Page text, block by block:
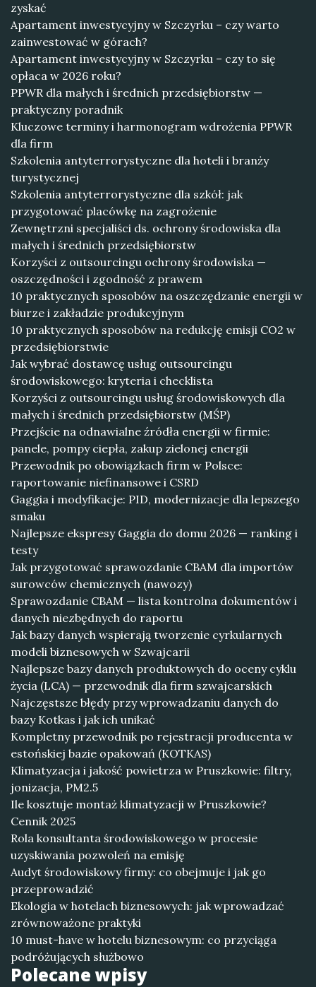
zyskać
Apartament inwestycyjny w Szczyrku – czy warto
zainwestować w górach?
Apartament inwestycyjny w Szczyrku – czy to się
opłaca w 2026 roku?
PPWR dla małych i średnich przedsiębiorstw —
praktyczny poradnik
Kluczowe terminy i harmonogram wdrożenia PPWR
dla firm
Szkolenia antyterrorystyczne dla hoteli i branży
turystycznej
Szkolenia antyterrorystyczne dla szkół: jak
przygotować placówkę na zagrożenie
Zewnętrzni specjaliści ds. ochrony środowiska dla
małych i średnich przedsiębiorstw
Korzyści z outsourcingu ochrony środowiska —
oszczędności i zgodność z prawem
10 praktycznych sposobów na oszczędzanie energii w
biurze i zakładzie produkcyjnym
10 praktycznych sposobów na redukcję emisji CO2 w
przedsiębiorstwie
Jak wybrać dostawcę usług outsourcingu
środowiskowego: kryteria i checklista
Korzyści z outsourcingu usług środowiskowych dla
małych i średnich przedsiębiorstw (MŚP)
Przejście na odnawialne źródła energii w firmie:
panele, pompy ciepła, zakup zielonej energii
Przewodnik po obowiązkach firm w Polsce:
raportowanie niefinansowe i CSRD
Gaggia i modyfikacje: PID, modernizacje dla lepszego
smaku
Najlepsze ekspresy Gaggia do domu 2026 — ranking i
testy
Jak przygotować sprawozdanie CBAM dla importów
surowców chemicznych (nawozy)
Sprawozdanie CBAM — lista kontrolna dokumentów i
danych niezbędnych do raportu
Jak bazy danych wspierają tworzenie cyrkularnych
modeli biznesowych w Szwajcarii
Najlepsze bazy danych produktowych do oceny cyklu
życia (LCA) — przewodnik dla firm szwajcarskich
Najczęstsze błędy przy wprowadzaniu danych do
bazy Kotkas i jak ich unikać
Kompletny przewodnik po rejestracji producenta w
estońskiej bazie opakowań (KOTKAS)
Klimatyzacja i jakość powietrza w Pruszkowie: filtry,
jonizacja, PM2.5
Ile kosztuje montaż klimatyzacji w Pruszkowie?
Cennik 2025
Rola konsultanta środowiskowego w procesie
uzyskiwania pozwoleń na emisję
Audyt środowiskowy firmy: co obejmuje i jak go
przeprowadzić
Ekologia w hotelach biznesowych: jak wprowadzać
zrównoważone praktyki
10 must-have w hotelu biznesowym: co przyciąga
podróżujących służbowo
Polecane wpisy